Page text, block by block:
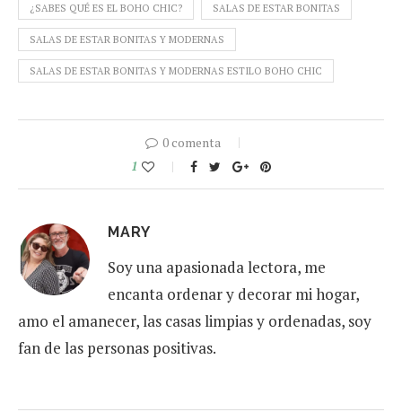
¿SABES QUÉ ES EL BOHO CHIC? SALAS DE ESTAR BONITAS
SALAS DE ESTAR BONITAS Y MODERNAS
SALAS DE ESTAR BONITAS Y MODERNAS ESTILO BOHO CHIC
0 comenta
1
MARY
Soy una apasionada lectora, me
encanta ordenar y decorar mi hogar,
amo el amanecer, las casas limpias y ordenadas, soy
fan de las personas positivas.